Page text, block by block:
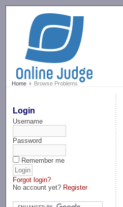
Home Browse Problems
Login
Username
Password
Remember me
Forgot login?
No account yet? Register